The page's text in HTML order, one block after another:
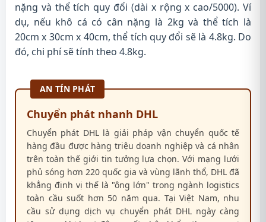
nặng và thể tích quy đổi (dài x rộng x cao/5000). Ví
dụ, nếu khô cá có cân nặng là 2kg và thể tích là
20cm x 30cm x 40cm, thể tích quy đổi sẽ là 4.8kg. Do
đó, chi phí sẽ tính theo 4.8kg.
AN TÍN PHÁT
Chuyển phát nhanh DHL
Chuyển phát DHL là giải pháp vận chuyển quốc tế
hàng đầu được hàng triệu doanh nghiệp và cá nhân
trên toàn thế giới tin tưởng lựa chọn. Với mạng lưới
phủ sóng hơn 220 quốc gia và vùng lãnh thổ, DHL đã
khẳng định vị thế là "ông lớn" trong ngành logistics
toàn cầu suốt hơn 50 năm qua. Tại Việt Nam, nhu
cầu sử dụng dịch vụ chuyển phát DHL ngày càng